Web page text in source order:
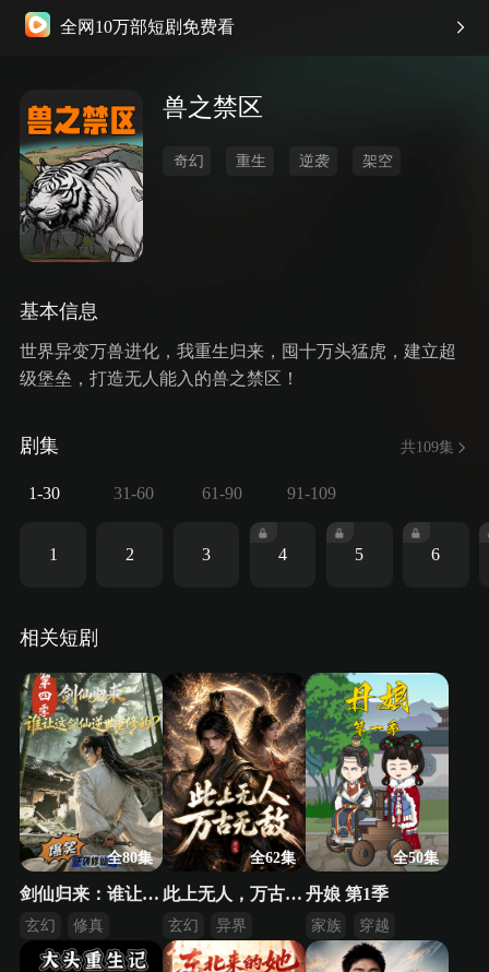
全网10万部短剧免费看
兽之禁区
奇幻 重生 逆袭 架空
基本信息
世界异变万兽进化，我重生归来，囤十万头猛虎，建立超
级堡垒，打造无人能入的兽之禁区！
剧集 共109集
1-30 31-60 61-90 91-109
1 2 3 4 5 6
相关短剧
全80集
剑仙归来：谁让这剑仙逆世重修的？第四季
玄幻
修真
异界
全62集
此上无人，万古无敌
玄幻 异界
全50集
丹娘 第1季
家族
穿越
逆袭